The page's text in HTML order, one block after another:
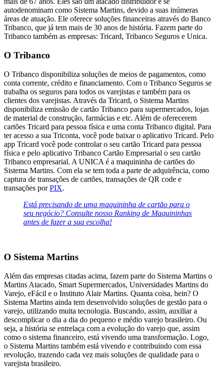
autodenominam como Sistema Martins, devido a suas inúmeras
áreas de atuação. Ele oferece soluções financeiras através do Banco
Tribanco, que já tem mais de 30 anos de história. Fazem parte do
Tribanco também as empresas: Tricard, Tribanco Seguros e Unica.
O Tribanco
O Tribanco disponibiliza soluções de meios de pagamentos, como
conta corrente, crédito e financiamento. Com o Tribanco Seguros se
trabalha os seguros para todos os varejistas e também para os
clientes dos varejistas. Através da Tricard, o Sistema Martins
disponibiliza emissão de cartão Tribanco para supermercados, lojas
de material de construção, farmácias e etc. Além de oferecerem
cartões Tricard para pessoa física e uma conta Tribanco digital. Para
ter acesso a sua Triconta, você pode baixar o aplicativo Tricard. Pelo
app Tricard você pode controlar o seu cartão Tricard para pessoa
física e pelo aplicativo Tribanco Cartão Empresarial o seu cartão
Tribanco empresarial. A UNICA é a maquininha de cartões do
Sistema Martins. Com ela se tem toda a parte de adquirência, como
captura de transações de cartões, transações de QR code e
transações porPIX.
Está precisando de uma maquininha de cartão para o
seu negócio? Consulte nosso Ranking de Maquininhas
antes de fazer a sua escolha!
O Sistema Martins
Além das empresas citadas acima, fazem parte do Sistema Martins o
Martins Atacado, Smart Supermercados, Universidades Martins do
Varejo, eFácil e o Instituto Alair Martins. Quanta coisa, hein? O
Sistema Martins ainda tem desenvolvido soluções de gestão para o
varejo, utilizando muita tecnologia. Buscando, assim, auxiliar a
descomplicar o dia a dia do pequeno e médio varejo brasileiro. Ou
seja, a história se entrelaça com a evolução do varejo que, assim
como o sistema financeiro, está vivendo uma transformação. Logo,
o Sistema Martins também está vivendo e contribuindo com essa
revolução, trazendo cada vez mais soluções de qualidade para o
varejista brasileiro.